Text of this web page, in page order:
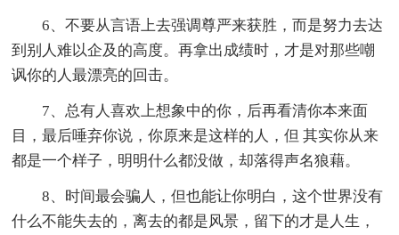
6、不要从言语上去强调尊严来获胜，而是努力去达
到别人难以企及的高度。再拿出成绩时，才是对那些嘲
讽你的人最漂亮的回击。
7、总有人喜欢上想象中的你，后再看清你本来面
目，最后唾弃你说，你原来是这样的人，但 其实你从来
都是一个样子，明明什么都没做，却落得声名狼藉。
8、时间最会骗人，但也能让你明白，这个世界没有
什么不能失去的，离去的都是风景，留下的才是人生，